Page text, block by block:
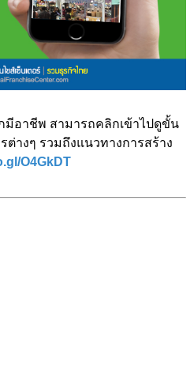
มีอาชีพ สามารถคลิกเข้าไปดูขั้น
างๆ รวมถึงแนวทางการสร้าง
O4GkDT